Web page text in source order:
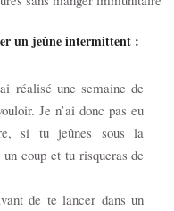
un jeûne intermittent :
réalisé une semaine de
Je n’ai donc pas eu
si tu jeûnes sous la
coup et tu risqueras de
de te lancer dans un